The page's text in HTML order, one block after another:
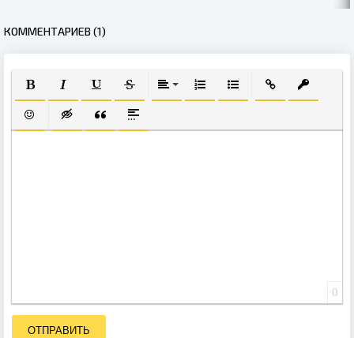
КОММЕНТАРИЕВ (1)
ПОЛУЖИРНЫЙ
КУРСИВПОДЧЕРКНУТЫЙ
ЗАЧЕРКНУТЫЙВЫРАВНИВАНИЕ
НУМЕРОВАННЫЙ СПИСОК
МАРКИРОВАННЫЙ
ВСТАВИТЬ
ВСТАВИТЬ СМАЙЛИК
ВСТАВКА СКРЫТОГО ТЕКСТА
ВСТАВКА ЦИТАТЫ
ВСТАВКА СПОЙЛЕРА
0
ОТПРАВИТЬ